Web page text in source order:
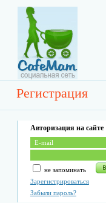
Регистрация
Авторизация на сайте
не запоминать
Зарегистрироваться
Забыли пароль?